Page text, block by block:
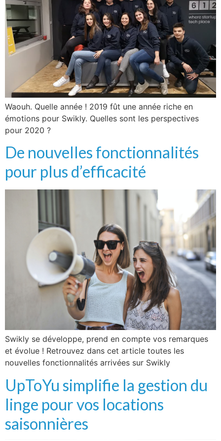
Waouh. Quelle année ! 2019 fût une année riche en
émotions pour Swikly. Quelles sont les perspectives
pour 2020 ?
De nouvelles fonctionnalités
pour plus d’efficacité
Swikly se développe, prend en compte vos remarques
et évolue ! Retrouvez dans cet article toutes les
nouvelles fonctionnalités arrivées sur Swikly
UpToYu simplifie la gestion du
linge pour vos locations
saisonnières